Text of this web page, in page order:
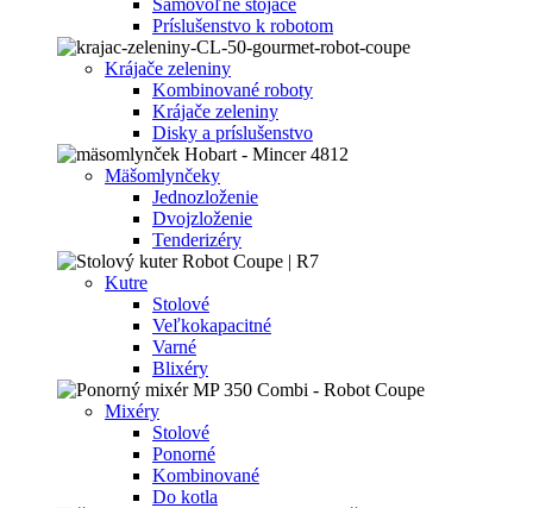
Samovoľne stojace
Príslušenstvo k robotom
Krájače zeleniny
Kombinované roboty
Krájače zeleniny
Disky a príslušenstvo
Mäšomlynčeky
Jednozloženie
Dvojzloženie
Tenderizéry
Kutre
Stolové
Veľkokapacitné
Varné
Blixéry
Mixéry
Stolové
Ponorné
Kombinované
Do kotla